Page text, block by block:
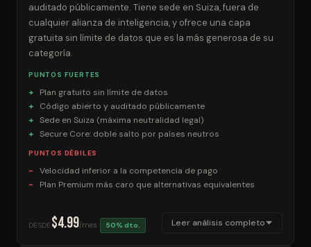
auditado públicamente. Tiene sede en Suiza, fuera de
cualquier alianza de inteligencia, y ofrece una capa
gratuita sin límite de datos que es la más generosa de su
categoría.
PUNTOS FUERTES
Plan gratuito sin límite de datos
Código abierto y auditado públicamente
Sede en Suiza (máxima neutralidad legal)
Secure Core: doble salto por países neutros
PUNTOS DÉBILES
Velocidad inferior a la competencia de pago
Plan Premium más caro que alternativas equivalentes
DESDE $4.99/mes 50% dto. Leer análisis completo